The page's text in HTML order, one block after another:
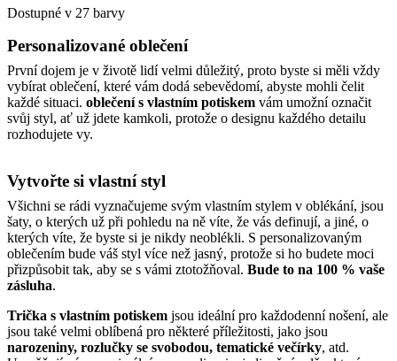
Dostupné v 27 barvy
Personalizované oblečení
První dojem je v životě lidí velmi důležitý, proto byste si měli vždy
vybírat oblečení, které vám dodá sebevědomí, abyste mohli čelit
každé situaci. oblečení s vlastním potiskem vám umožní označit
svůj styl, ať už jdete kamkoli, protože o designu každého detailu
rozhodujete vy.
Vytvořte si vlastní styl
Všichni se rádi vyznačujeme svým vlastním stylem v oblékání, jsou
šaty, o kterých už při pohledu na ně víte, že vás definují, a jiné, o
kterých víte, že byste si je nikdy neoblékli. S personalizovaným
oblečením bude váš styl více než jasný, protože si ho budete moci
přizpůsobit tak, aby se s vámi ztotožňoval. Bude to na 100 % vaše
zásluha.
Trička s vlastním potiskem jsou ideální pro každodenní nošení, ale
jsou také velmi oblíbená pro některé příležitosti, jako jsou
narozeniny, rozlučky se svobodou, tematické večírky, atd.